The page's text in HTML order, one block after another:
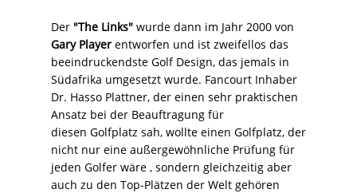
Der "The Links" wurde dann im Jahr 2000 von
Gary Player entworfen und ist zweifellos das
beeindruckendste Golf Design, das jemals in
Südafrika umgesetzt wurde. Fancourt Inhaber
Dr. Hasso Plattner, der einen sehr praktischen
Ansatz bei der Beauftragung für
diesen Golfplatz sah, wollte einen Golfplatz, der
nicht nur eine außergewöhnliche Prüfung für
jeden Golfer wäre , sondern gleichzeitig aber
auch zu den Top-Plätzen der Welt gehören